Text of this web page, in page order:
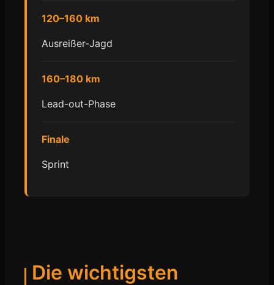
120–160 km
Ausreißer-Jagd
160–180 km
Lead-out-Phase
Finale
Sprint
Die wichtigsten